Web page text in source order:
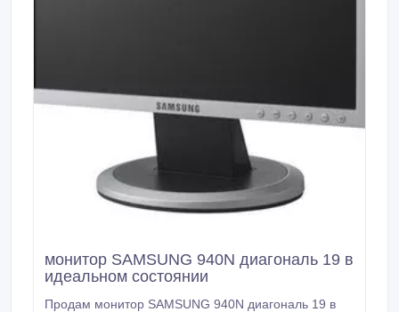
монитор SAMSUNG 940N диагональ 19 в
идеальном состоянии
Продам монитор SAMSUNG 940N диагональ 19 в